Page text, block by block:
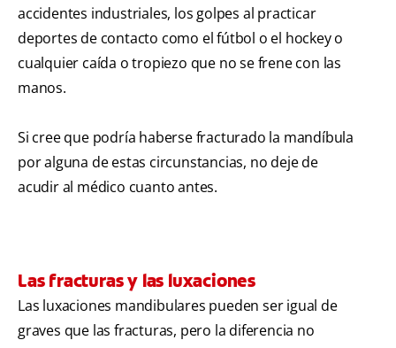
accidentes industriales, los golpes al practicar
deportes de contacto como el fútbol o el hockey o
cualquier caída o tropiezo que no se frene con las
manos.
Si cree que podría haberse fracturado la mandíbula
por alguna de estas circunstancias, no deje de
acudir al médico cuanto antes.
Las fracturas y las luxaciones
Las luxaciones mandibulares pueden ser igual de
graves que las fracturas, pero la diferencia no